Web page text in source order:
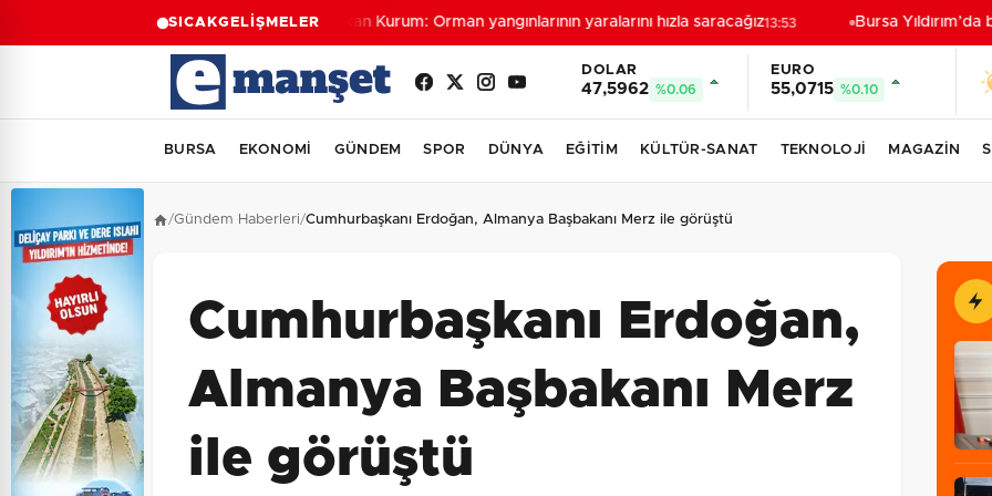
SICAKGELİŞMELERBakan Kurum: Orman yangınlarının yaralarını hızla saracağız13:53 Bursa Yıldırım’da
DOLAR
47,5962 %0.06
EURO
55,0715 %0.10
BURSA EKONOMİ GÜNDEM SPOR DÜNYA EĞİTİM KÜLTÜR-SANAT TEKNOLOJİ MAGAZİN
/Gündem Haberleri/Cumhurbaşkanı Erdoğan, Almanya Başbakanı Merz ile görüştü
Cumhurbaşkanı Erdoğan,
Almanya Başbakanı Merz
ile görüştü